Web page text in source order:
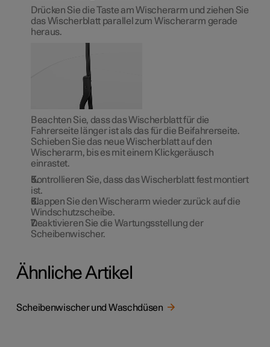
Drücken Sie die Taste am Wischerarm und ziehen Sie
das Wischerblatt parallel zum Wischerarm gerade
heraus.
Beachten Sie, dass das Wischerblatt für die
Fahrerseite länger ist als das für die Beifahrerseite.
Schieben Sie das neue Wischerblatt auf den
Wischerarm, bis es mit einem Klickgeräusch
einrastet.
Kontrollieren Sie, dass das Wischerblatt fest montiert
ist.
Klappen Sie den Wischerarm wieder zurück auf die
Windschutzscheibe.
Deaktivieren Sie die Wartungsstellung der
Scheibenwischer.
Ähnliche Artikel
Scheibenwischer und Waschdüsen